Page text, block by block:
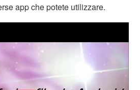
app che potete utilizzare.